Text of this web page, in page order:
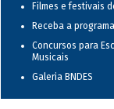
Filmes e festivais
Receba a
Concursos para
Musicais
Galeria BNDES